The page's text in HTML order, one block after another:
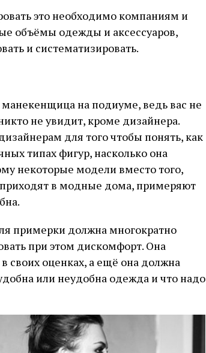
это необходимо компаниям и
объёмы одежды и аксессуаров,
и систематизировать.
на подиуме, ведь вас не
не увидит, кроме дизайнера.
для того чтобы понять, как
типах фигур, насколько она
некоторые модели вместо того,
приходят в модные дома, примеряют
примерки должна многократно
при этом дискомфорт. Она
своих оценках, а ещё она должна
или неудобна одежда и что надо